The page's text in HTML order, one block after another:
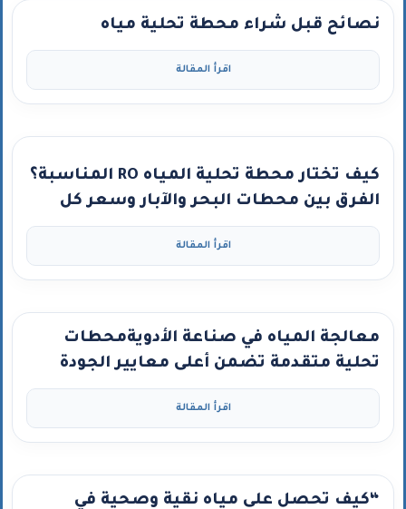
نصائح قبل شراء محطة تحلية مياه
اقرأ المقالة
كيف تختار محطة تحلية المياه RO المناسبة؟
الفرق بين محطات البحر والآبار وسعر كل
نوع”
اقرأ المقالة
معالجة المياه في صناعة الأدويةمحطات
تحلية متقدمة تضمن أعلى معايير الجودة
اقرأ المقالة
“كيف تحصل على مياه نقية وصحية في